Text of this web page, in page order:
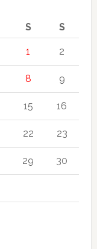
S S
1 2
8 9
15 16
22 23
29 30